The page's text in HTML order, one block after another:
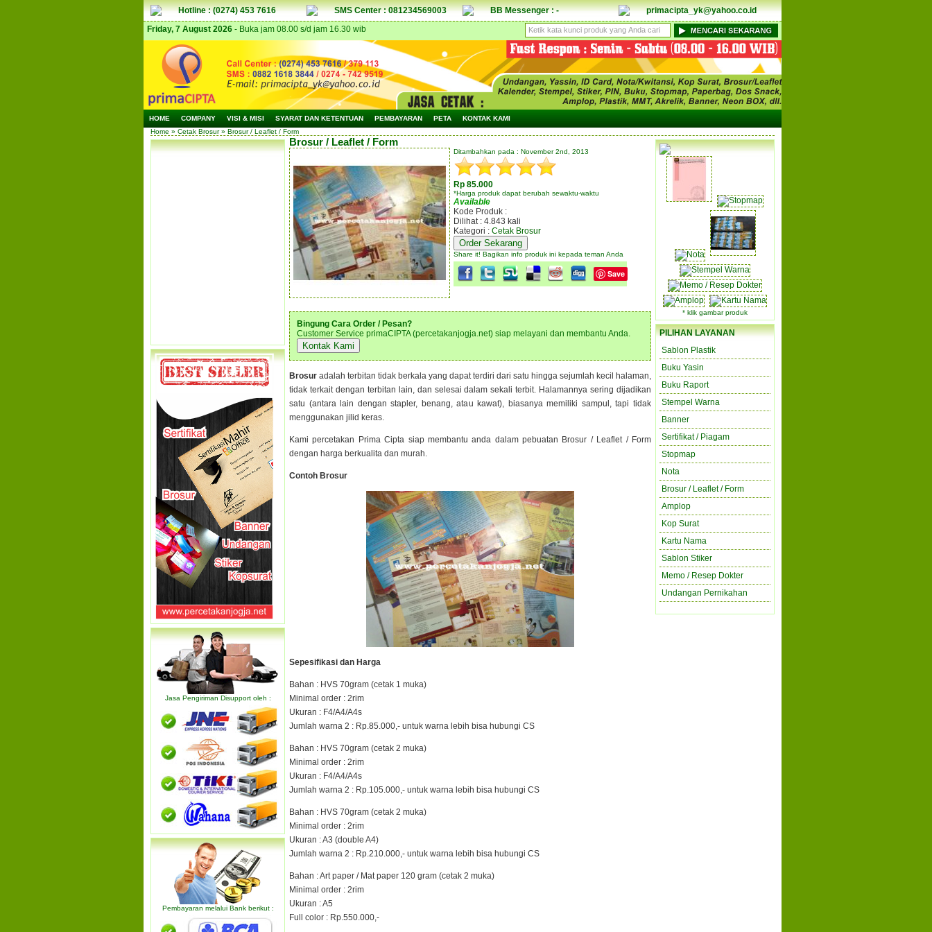
Friday, 7 August 2026 - Buka jam 08.00 s/d jam 16.30 wib
HOME COMPANY VISI & MISI SYARAT DAN KETENTUAN PEMBAYARAN PETA
KONTAK KAMI
Home » Cetak Brosur» Brosur / Leaflet / Form
Jasa Pengiriman Disupport oleh :
Pembayaran melalui Bank berikut :
Brosur / Leaflet / Form
Ditambahkan pada : November 2nd, 2013
Rp 85.000
*Harga produk dapat berubah sewaktu-waktu
Available
Kode Produk :
Dilihat : 4.843 kali
Kategori : Cetak Brosur
Order Sekarang
Share it! Bagikan info produk ini kepada teman Anda
Save
Bingung Cara Order / Pesan?
Customer Service primaCIPTA (percetakanjogja.net) siap melayani dan membantu Anda.
Kontak Kami
Brosur adalah terbitan tidak berkala yang dapat terdiri dari satu hingga sejumlah kecil halaman,
tidak terkait dengan terbitan lain, dan selesai dalam sekali terbit. Halamannya sering dijadikan
satu (antara lain dengan stapler, benang, atau kawat), biasanya memiliki sampul, tapi tidak
menggunakan jilid keras.
Kami percetakan Prima Cipta siap membantu anda dalam pebuatan Brosur / Leaflet / Form
dengan harga berkualita dan murah.
Contoh Brosur
Sepesifikasi dan Harga
Bahan : HVS 70gram (cetak 1 muka)
Minimal order : 2rim
Ukuran : F4/A4/A4s
Jumlah warna 2 : Rp.85.000,- untuk warna lebih bisa hubungi CS
Bahan : HVS 70gram (cetak 2 muka)
Minimal order : 2rim
Ukuran : F4/A4/A4s
Jumlah warna 2 : Rp.105.000,- untuk warna lebih bisa hubungi CS
Bahan : HVS 70gram (cetak 2 muka)
Minimal order : 2rim
Ukuran : A3 (double A4)
Jumlah warna 2 : Rp.210.000,- untuk warna lebih bisa hubungi CS
Bahan : Art paper / Mat paper 120 gram (cetak 2 muka)
Minimal order : 2rim
Ukuran : A5
Full color : Rp.550.000,-
* klik gambar produk
PILIHAN LAYANAN
Sablon Plastik
Buku Yasin
Buku Raport
Stempel Warna
Banner
Sertifikat / Piagam
Stopmap
Nota
Brosur / Leaflet / Form
Amplop
Kop Surat
Kartu Nama
Sablon Stiker
Memo / Resep Dokter
Undangan Pernikahan
Hotline : (0274) 453 7616 SMS Center : 081234569003 BB Messenger : - primacipta_yk@yahoo.co.id